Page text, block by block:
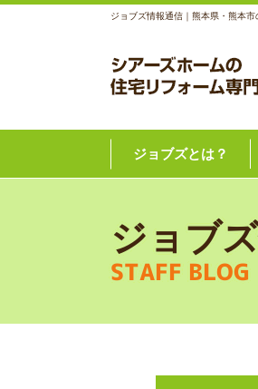
ジョブズ情報通信｜熊本県・熊本
ジョブズとは？
ジョブ
STAFF BLOG